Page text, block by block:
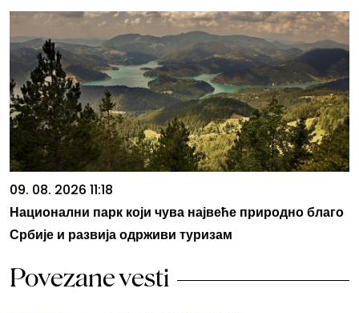
09. 08. 2026 11:18
Национални парк који чува највеће природно благо
Србије и развија одрживи туризам
Povezane vesti